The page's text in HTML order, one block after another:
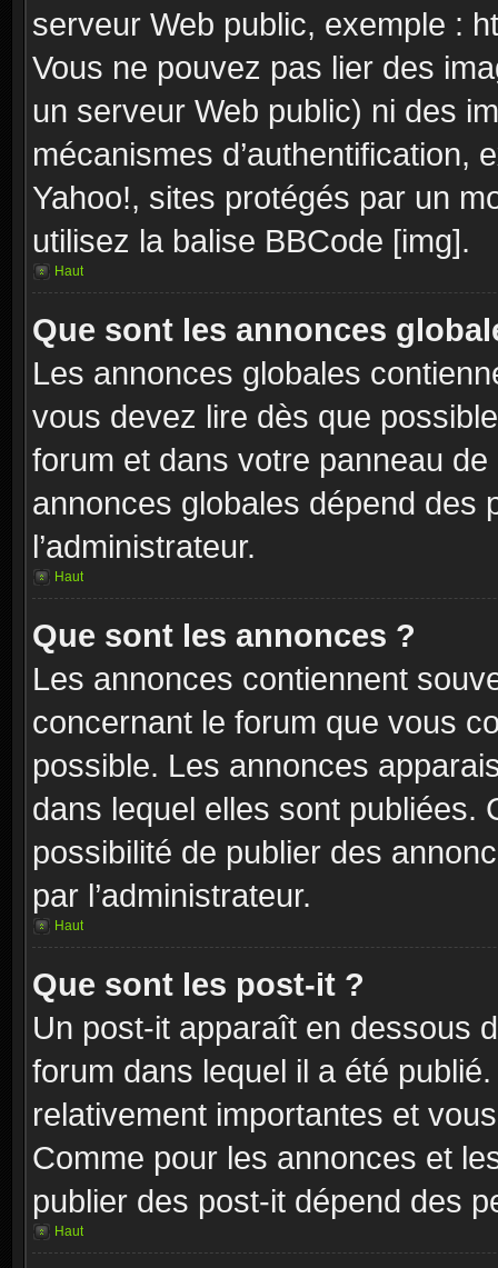
serveur Web public, exemple :
Vous ne pouvez pas lier des
un serveur Web public) ni des
mécanismes d’authentification,
Yahoo!, sites protégés par un
utilisez la balise BBCode [img].
Haut
Que sont les annonces
Les annonces globales
vous devez lire dès que
forum et dans votre panneau de
annonces globales dépend des
l’administrateur.
Haut
Que sont les annonces ?
Les annonces contiennent
concernant le forum que vous
possible. Les annonces
dans lequel elles sont publiées.
possibilité de publier des
par l’administrateur.
Haut
Que sont les post-it ?
Un post-it apparaît en dessous
forum dans lequel il a été
relativement importantes et
Comme pour les annonces et
publier des post-it dépend des
Haut